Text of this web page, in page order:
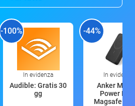
-100%
In evidenza
Audible: Gratis 30
gg
-44%
In evidenza
Anker
Power
Magsafe